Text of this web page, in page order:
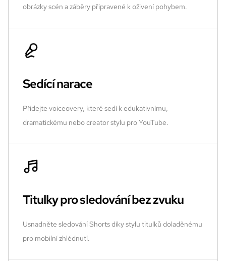
obrázky scén a záběry připravené k oživení pohybem.
Sedící narace
Přidejte voiceovery, které sedí k edukativnímu,
dramatickému nebo creator stylu pro YouTube.
Titulky pro sledování bez zvuku
Usnadněte sledování Shorts díky stylu titulků doladěnému
pro mobilní zhlédnutí.